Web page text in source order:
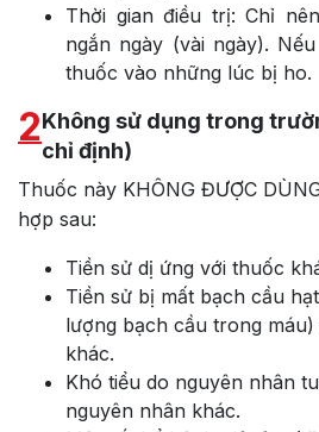
Thời gian điều trị: Chỉ
ngắn ngày (vài ngày).
thuốc vào những lúc bị ho.
2Không sử dụng trong
chỉ định)
Thuốc này KHÔNG ĐƯỢC
hợp sau:
Tiền sử dị ứng với thuốc
Tiền sử bị mất bạch cầu
lượng bạch cầu trong
khác.
Khó tiểu do nguyên nhân
nguyên nhân khác.